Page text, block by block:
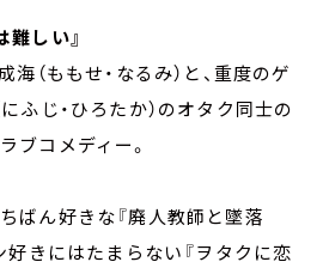
しい』
（ももせ・なるみ）と、重度のゲ
ふじ・ひろたか）のオタク同士の
ブコメディー。
ばん好きな『廃人教師と墜落
好きにはたまらない『ヲタクに恋